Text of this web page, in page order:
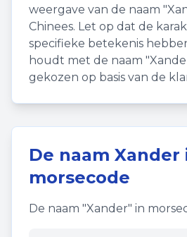
weergave van de naam "
Chinees. Let op dat de
specifieke betekenis
houdt met de naam "
gekozen op basis van de
De naam Xander
morsecode
De naam "Xander" in